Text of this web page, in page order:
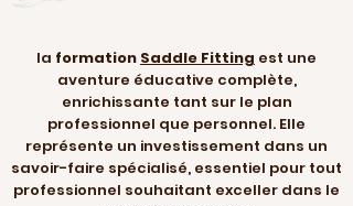
la formation Saddle Fitting est une
aventure éducative complète,
enrichissante tant sur le plan
professionnel que personnel. Elle
représente un investissement dans un
savoir-faire spécialisé, essentiel pour tout
professionnel souhaitant exceller dans le